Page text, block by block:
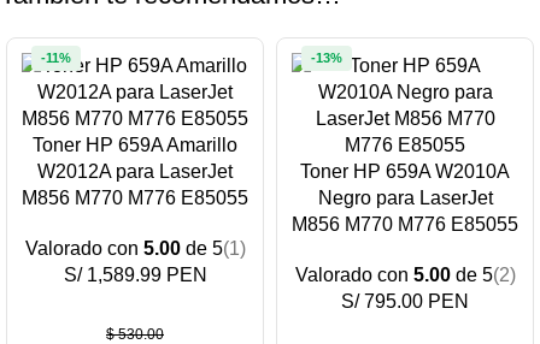
Toner HP 659A Amarillo
W2012A para LaserJet
M856 M770 M776 E85055
Valorado con 5.00de 5(1)
$530.00
-11%
S/ 1,589.99 PEN
Toner HP 659A W2010A
Negro para LaserJet
M856 M770 M776 E85055
Valorado con 5.00de 5(2)
-13%
S/ 795.00 PEN